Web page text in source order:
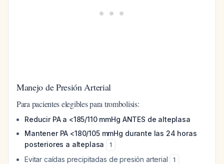
Manejo de Presión Arterial
Para pacientes elegibles para trombolisis:
Reducir PA a <185/110 mmHg ANTES de alteplasa
Mantener PA <180/105 mmHg durante las 24 horas
posteriores a alteplasa
1
Evitar caídas precipitadas de presión arterial 1